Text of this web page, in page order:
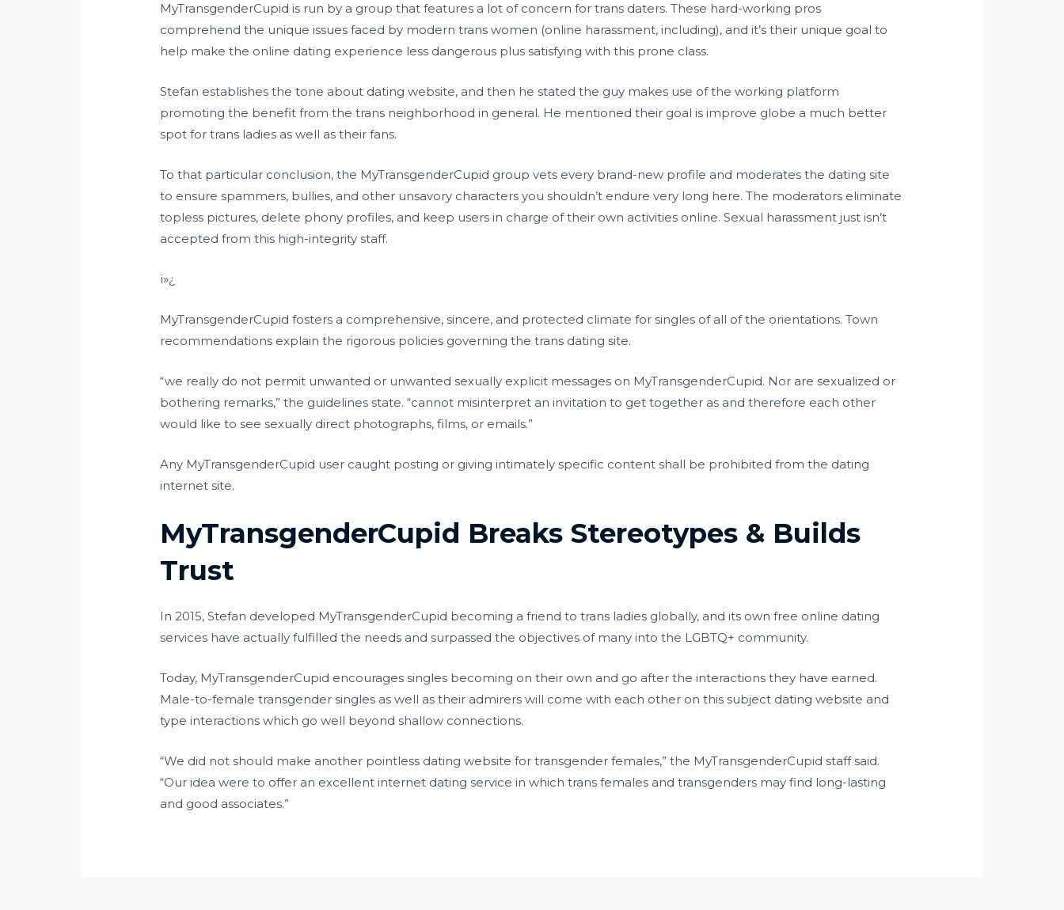
MyTransgenderCupid is run by a group that features a lot of concern for trans daters. These hard-working pros
comprehend the unique issues faced by modern trans women (online harassment, including), and it’s their unique goal to
help make the online dating experience less dangerous plus satisfying with this prone class.
Stefan establishes the tone about dating website, and then he stated the guy makes use of the working platform
promoting the benefit from the trans neighborhood in general. He mentioned their goal is improve globe a much better
spot for trans ladies as well as their fans.
To that particular conclusion, the MyTransgenderCupid group vets every brand-new profile and moderates the dating site
to ensure spammers, bullies, and other unsavory characters you shouldn’t endure very long here. The moderators eliminate
topless pictures, delete phony profiles, and keep users in charge of their own activities online. Sexual harassment just isn’t
accepted from this high-integrity staff.
ï»¿
MyTransgenderCupid fosters a comprehensive, sincere, and protected climate for singles of all of the orientations. Town
recommendations explain the rigorous policies governing the trans dating site.
“we really do not permit unwanted or unwanted sexually explicit messages on MyTransgenderCupid. Nor are sexualized or
bothering remarks,” the guidelines state. “cannot misinterpret an invitation to get together as and therefore each other
would like to see sexually direct photographs, films, or emails.”
Any MyTransgenderCupid user caught posting or giving intimately specific content shall be prohibited from the dating
internet site.
MyTransgenderCupid Breaks Stereotypes & Builds
Trust
In 2015, Stefan developed MyTransgenderCupid becoming a friend to trans ladies globally, and its own free online dating
services have actually fulfilled the needs and surpassed the objectives of many into the LGBTQ+ community.
Today, MyTransgenderCupid encourages singles becoming on their own and go after the interactions they have earned.
Male-to-female transgender singles as well as their admirers will come with each other on this subject dating website and
type interactions which go well beyond shallow connections.
“We did not should make another pointless dating website for transgender females,” the MyTransgenderCupid staff said.
“Our idea were to offer an excellent internet dating service in which trans females and transgenders may find long-lasting
and good associates.”